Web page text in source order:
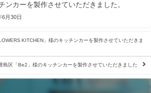
ンカーを製作させていただきました。
6月30日
KITCHEN」様のキッチンカーを製作させていただきま
島区「Be2」様のキッチンカーを製作させていただきました